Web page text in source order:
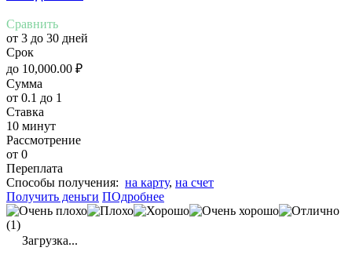
Сравнить
от 3 до 30 дней
Срок
до 10,000.00 ₽
Сумма
от 0.1 до 1
Ставка
10 минут
Рассмотрение
от 0
Переплата
Cпособы получения: на карту, на счет
Получить деньги ПОдробнее
(1)
Загрузка...